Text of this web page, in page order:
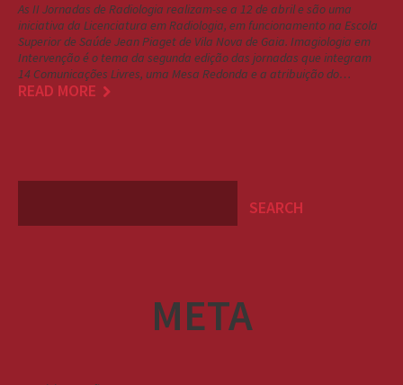
As II Jornadas de Radiologia realizam-se a 12 de abril e são uma
iniciativa da Licenciatura em Radiologia, em funcionamento na Escola
Superior de Saúde Jean Piaget de Vila Nova de Gaia. Imagiologia em
Intervenção é o tema da segunda edição das jornadas que integram
14 Comunicações Livres, uma Mesa Redonda e a atribuição do…
READ MORE
META